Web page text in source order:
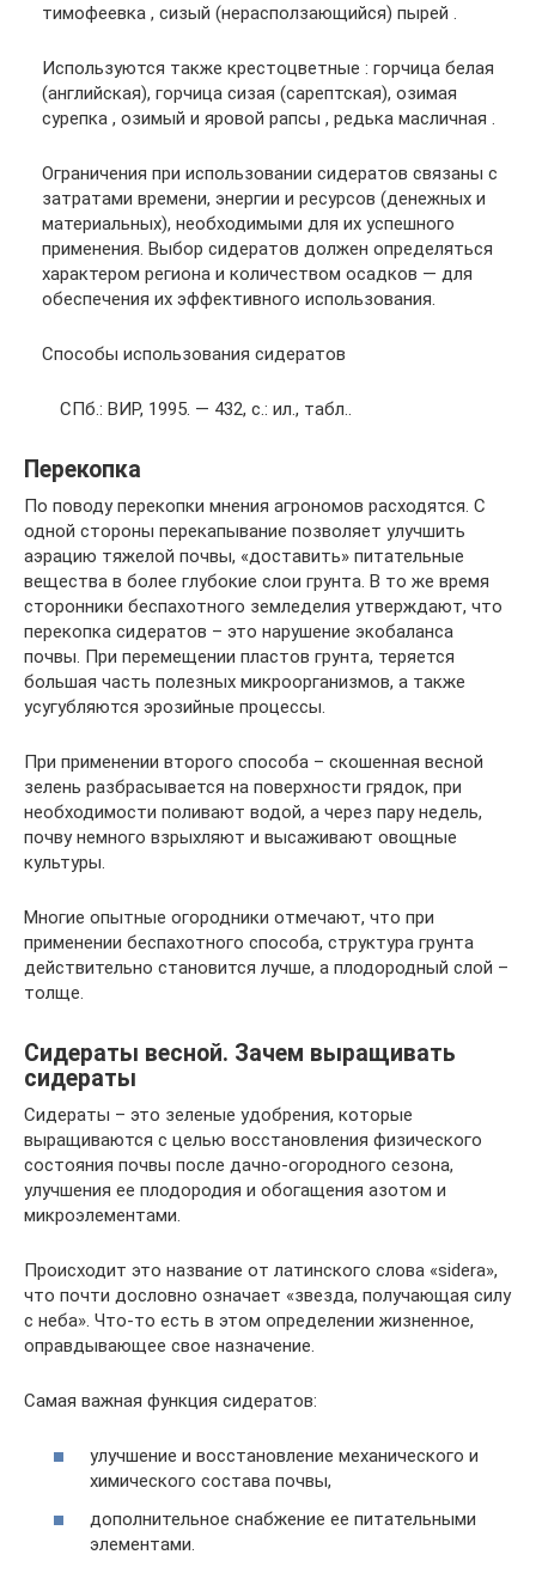
тимофеевка , сизый (нерасползающийся) пырей .
Используются также крестоцветные : горчица белая
(английская), горчица сизая (сарептская), озимая
сурепка , озимый и яровой рапсы , редька масличная .
Ограничения при использовании сидератов связаны с
затратами времени, энергии и ресурсов (денежных и
материальных), необходимыми для их успешного
применения. Выбор сидератов должен определяться
характером региона и количеством осадков — для
обеспечения их эффективного использования.
Способы использования сидератов
СПб.: ВИР, 1995. — 432, с.: ил., табл..
Перекопка
По поводу перекопки мнения агрономов расходятся. С
одной стороны перекапывание позволяет улучшить
аэрацию тяжелой почвы, «доставить» питательные
вещества в более глубокие слои грунта. В то же время
сторонники беспахотного земледелия утверждают, что
перекопка сидератов – это нарушение экобаланса
почвы. При перемещении пластов грунта, теряется
большая часть полезных микроорганизмов, а также
усугубляются эрозийные процессы.
При применении второго способа – скошенная весной
зелень разбрасывается на поверхности грядок, при
необходимости поливают водой, а через пару недель,
почву немного взрыхляют и высаживают овощные
культуры.
Многие опытные огородники отмечают, что при
применении беспахотного способа, структура грунта
действительно становится лучше, а плодородный слой –
толще.
Сидераты весной. Зачем выращивать
сидераты
Сидераты – это зеленые удобрения, которые
выращиваются с целью восстановления физического
состояния почвы после дачно-огородного сезона,
улучшения ее плодородия и обогащения азотом и
микроэлементами.
Происходит это название от латинского слова «sidera»,
что почти дословно означает «звезда, получающая силу
с неба». Что-то есть в этом определении жизненное,
оправдывающее свое назначение.
Самая важная функция сидератов:
улучшение и восстановление механического и
химического состава почвы,
дополнительное снабжение ее питательными
элементами.